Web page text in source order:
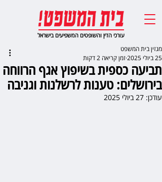
עורכי הדין והשופטים המשפיעים בישראל
תביעה כספית בשיפוץ אגף הרווחה
בירושלים: טענות לרשלנות וגניבה
מגזין בית המשפט
25 ביולי 2025
זמן קריאה 2 דקות
עודכן: 27 ביולי 2025